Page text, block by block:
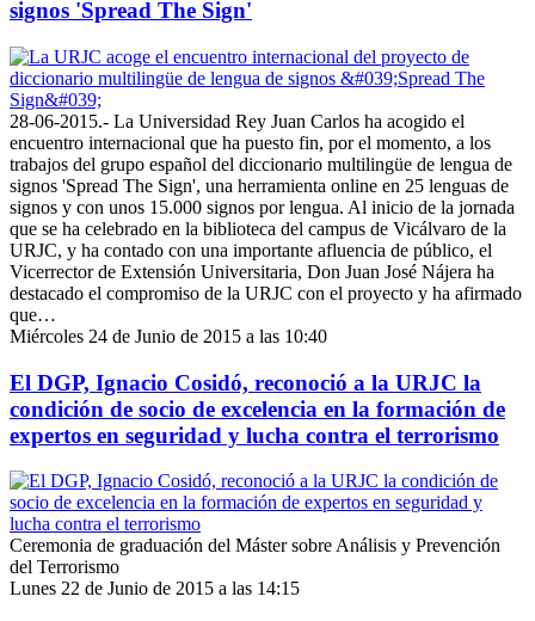
signos 'Spread The Sign'
28-06-2015.- La Universidad Rey Juan Carlos ha acogido el
encuentro internacional que ha puesto fin, por el momento, a los
trabajos del grupo español del diccionario multilingüe de lengua de
signos 'Spread The Sign', una herramienta online en 25 lenguas de
signos y con unos 15.000 signos por lengua. Al inicio de la jornada
que se ha celebrado en la biblioteca del campus de Vicálvaro de la
URJC, y ha contado con una importante afluencia de público, el
Vicerrector de Extensión Universitaria, Don Juan José Nájera ha
destacado el compromiso de la URJC con el proyecto y ha afirmado
que…
Miércoles 24 de Junio de 2015 a las 10:40
El DGP, Ignacio Cosidó, reconoció a la URJC la
condición de socio de excelencia en la formación de
expertos en seguridad y lucha contra el terrorismo
Ceremonia de graduación del Máster sobre Análisis y Prevención
del Terrorismo
Lunes 22 de Junio de 2015 a las 14:15